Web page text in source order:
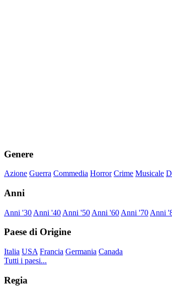
Genere
Azione Guerra Commedia Horror Crime Musicale
Anni
Anni '30 Anni '40 Anni '50 Anni '60 Anni '70 Anni
Paese di Origine
Italia USA Francia Germania Canada
Tutti i paesi...
Regia